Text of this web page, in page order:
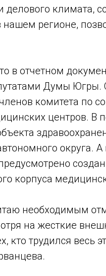
делового климата,
нашем регионе,
в отчетном
Думы Югры.
комитета по
центров. В
округа.
корпуса
необходимым
на жесткие
кто трудился весь